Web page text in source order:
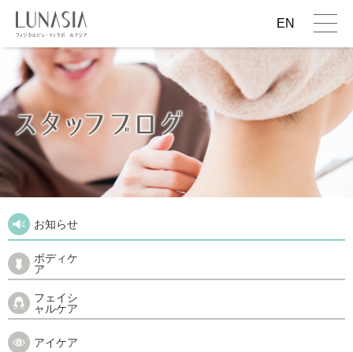
EN
お知らせ
ボディケ
ア
フェイシ
ャルケア
アイケア